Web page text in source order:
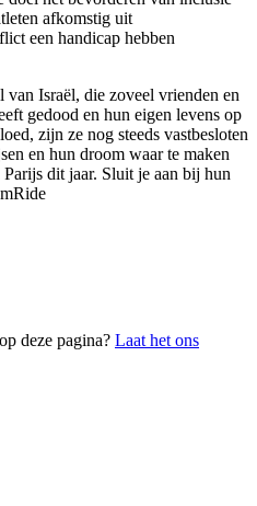
afkomstig uit
een handicap hebben
Israël, die zoveel vrienden en
gedood en hun eigen levens op
zijn ze nog steeds vastbesloten
en hun droom waar te maken
dit jaar. Sluit je aan bij hun
deze pagina? Laat het ons